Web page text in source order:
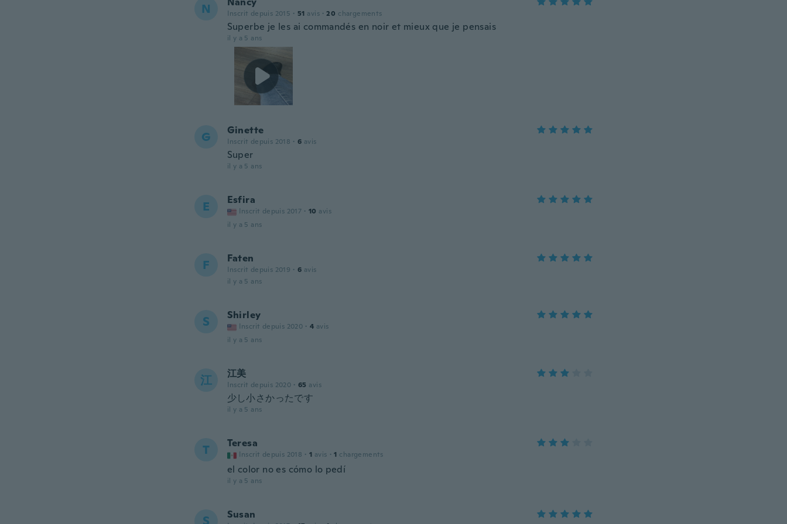
N Inscrit depuis 2015 · 51 avis · 20 chargements
Superbe je les ai commandés en noir et mieux que je pensais
il y a 5 ans
G Ginette
Inscrit depuis 2018 · 6 avis
Super
il y a 5 ans
E Esfira
Inscrit depuis 2017 · 10 avis
il y a 5 ans
F Faten
Inscrit depuis 2019 · 6 avis
il y a 5 ans
S Shirley
Inscrit depuis 2020 · 4 avis
il y a 5 ans
江 江美
Inscrit depuis 2020 · 65 avis
少し小さかったです
il y a 5 ans
T Teresa
Inscrit depuis 2018 · 1 avis · 1 chargements
el color no es cómo lo pedí
il y a 5 ans
Susan